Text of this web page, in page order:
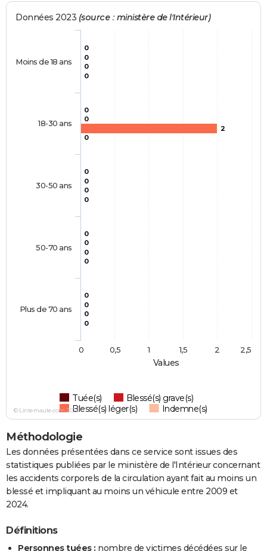
Values
Données 2023 (source : ministère de l'Intérieur)
0
0
0
0
0
0
0
0
0
0
0
2
0
0
0
0
0
0
0
0
Tuée(s)
Blessé(s) grave(s)
Blessé(s) léger(s)
Indemne(s)
Moins de 18 ans
18-30 ans
30-50 ans
50-70 ans
Plus de 70 ans
0 0,5 1 1,5 2 2,5
© Linternaute.com 2026
Méthodologie
Les données présentées dans ce service sont issues des
statistiques publiées par le ministère de l'Intérieur concernant
les accidents corporels de la circulation ayant fait au moins un
blessé et impliquant au moins un véhicule entre 2009 et
2024.
Définitions
Personnes tuées : nombre de victimes décédées sur le